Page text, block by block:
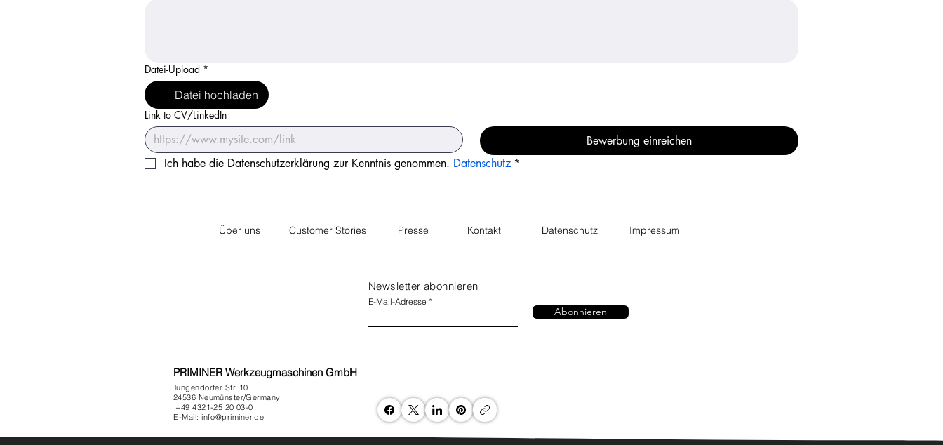
Datei-Upload *
Datei hochladen
Link to CV/LinkedIn
Bewerbung einreichen
Ich habe die Datenschutzerklärung zur Kenntnis genommen. Datenschutz *
Über uns Customer Stories Presse Kontakt Datenschutz Impressum
Newsletter abonnieren
Abonnieren
E-Mail-Adresse
PRIMINER Werkzeugmaschinen GmbH
Tungendorfer Str. 10
24536 Neumünster/Germany
+49 4321-25 20 03-0
E-Mail: info@priminer.de